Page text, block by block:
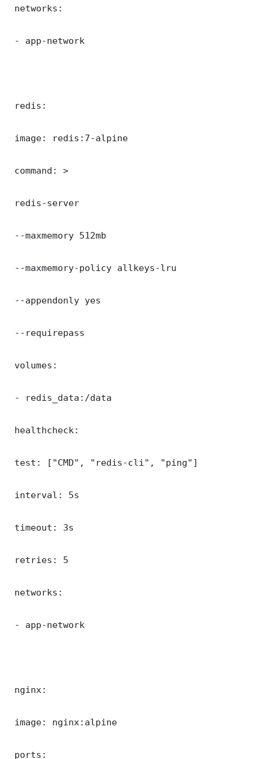
networks:
- app-network
redis:
image: redis:7-alpine
command: >
redis-server
--maxmemory 512mb
--maxmemory-policy allkeys-lru
--appendonly yes
--requirepass
volumes:
- redis_data:/data
healthcheck:
test: ["CMD", "redis-cli", "ping"]
interval: 5s
timeout: 3s
retries: 5
networks:
- app-network
nginx:
image: nginx:alpine
ports: